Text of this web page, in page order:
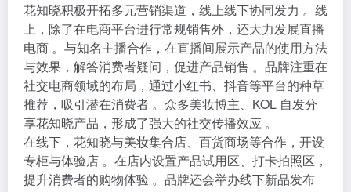
花知晓积极开拓多元营销渠道，线上线下协同发力 。线
上，除了在电商平台进行常规销售外，还大力发展直播
电商 。与知名主播合作，在直播间展示产品的使用方法
与效果，解答消费者疑问，促进产品销售 。品牌注重在
社交电商领域的布局，通过小红书、抖音等平台的种草
推荐，吸引潜在消费者 。众多美妆博主、KOL 自发分
享花知晓产品，形成了强大的社交传播效应 。
在线下，花知晓与美妆集合店、百货商场等合作，开设
专柜与体验店 。在店内设置产品试用区、打卡拍照区，
提升消费者的购物体验 。品牌还会举办线下新品发布